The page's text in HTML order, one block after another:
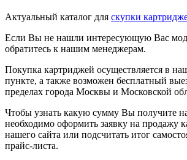
Актуальный каталог для скупки
Если Вы не нашли интересующую Вас
обратитесь к нашим менеджерам.
Покупка картриджей осуществляется в
пункте, а также возможен бесплатный
пределах города Москвы и Московской
Чтобы узнать какую сумму Вы получите
необходимо оформить заявку на продажу
нашего сайта или подсчитать итог
прайс-листа.